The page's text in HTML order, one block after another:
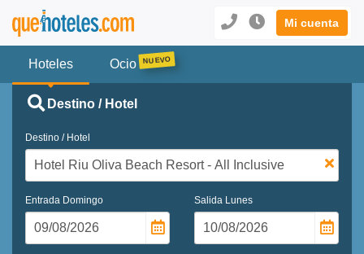
Mi cuenta
Hoteles Ocio
Destino / Hotel
Destino / Hotel
Entrada Domingo Salida Lunes